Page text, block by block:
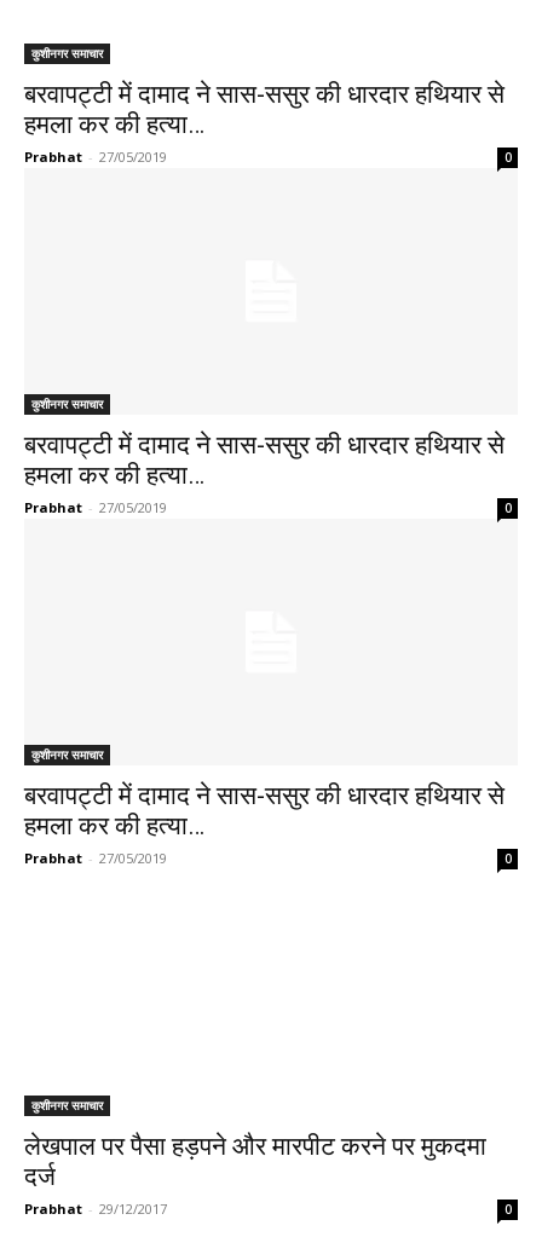
कुशीनगर समाचार
बरवापट्टी में दामाद ने सास-ससुर की धारदार हथियार से
हमला कर की हत्या…
Prabhat - 27/05/2019 0
कुशीनगर समाचार
बरवापट्टी में दामाद ने सास-ससुर की धारदार हथियार से
हमला कर की हत्या…
Prabhat - 27/05/2019 0
कुशीनगर समाचार
बरवापट्टी में दामाद ने सास-ससुर की धारदार हथियार से
हमला कर की हत्या…
Prabhat - 27/05/2019 0
कुशीनगर समाचार
लेखपाल पर पैसा हड़पने और मारपीट करने पर मुकदमा
दर्ज
Prabhat - 29/12/2017 0